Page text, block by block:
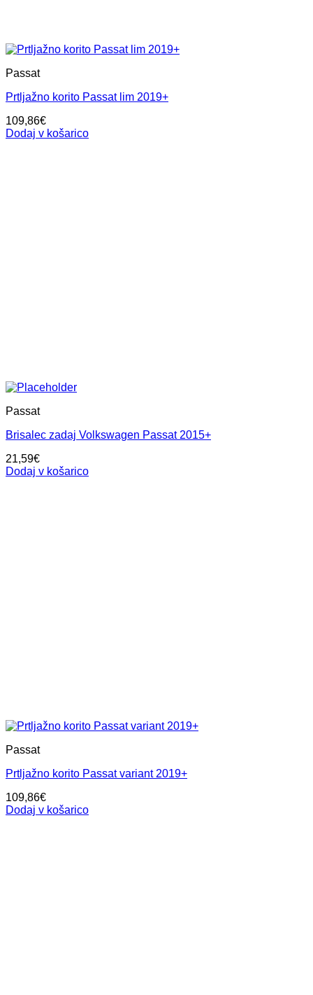
Passat
Prtljažno korito Passat lim 2019+
109,86€
Dodaj v košarico
Passat
Brisalec zadaj Volkswagen Passat 2015+
21,59€
Dodaj v košarico
Passat
Prtljažno korito Passat variant 2019+
109,86€
Dodaj v košarico